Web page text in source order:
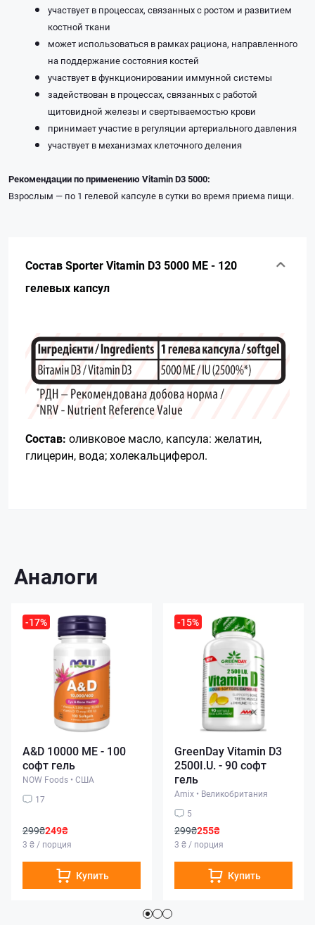
участвует в процессах, связанных с ростом и развитием
костной ткани
может использоваться в рамках рациона, направленного
на поддержание состояния костей
участвует в функционировании иммунной системы
задействован в процессах, связанных с работой
щитовидной железы и свертываемостью крови
принимает участие в регуляции артериального давления
участвует в механизмах клеточного деления
Рекомендации по применению Vitamin D3 5000:
Взрослым — по 1 гелевой капсуле в сутки во время приема пищи.
Состав Sporter Vitamin D3 5000 ME - 120
гелевых капсул
Состав: оливковое масло, капсула: желатин,
глицерин, вода; холекальциферол.
Аналоги
-17%
A&D 10000 МЕ - 100
софт гель
NOW Foods • США
17
299₴249₴
3 ₴ / порция
Купить
-15%
GreenDay Vitamin D3
2500I.U. - 90 софт
гель
Amix • Великобритания
5
299₴255₴
3 ₴ / порция
Купить